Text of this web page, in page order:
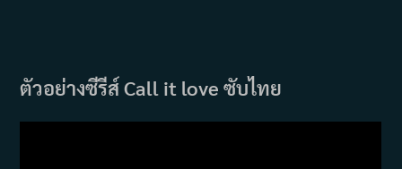
ตัวอย่างซีรีส์ Call it love ซับไทย